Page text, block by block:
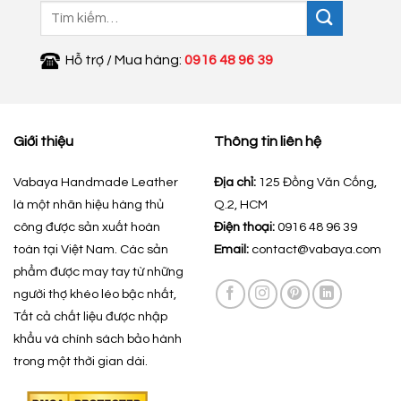
Hỗ trợ / Mua hàng: 0916 48 96 39
Giới thiệu
Vabaya Handmade Leather
là một nhãn hiệu hàng thủ
công được sản xuất hoàn
toàn tại Việt Nam. Các sản
phẩm được may tay từ những
người thợ khéo léo bậc nhất,
Tất cả chất liệu được nhập
khẩu và chính sách bảo hành
trong một thời gian dài.
Thông tin liên hệ
Địa chỉ: 125 Đồng Văn Cống,
Q.2, HCM
Điện thoại: 0916 48 96 39
Email: contact@vabaya.com